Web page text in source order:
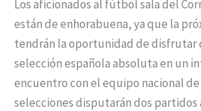
Los aficionados al fútbol sala del
están de enhorabuena, ya que la
tendrán la oportunidad de disfrutar
selección española absoluta en un
encuentro con el equipo nacional de
selecciones disputarán dos partidos